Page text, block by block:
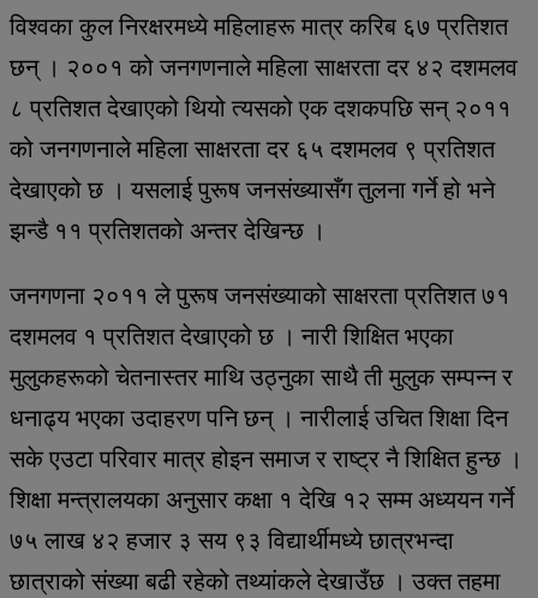
विश्वका कुल निरक्षरमध्ये महिलाहरू मात्र करिब ६७ प्रतिशत
छन् । २००१ को जनगणनाले महिला साक्षरता दर ४२ दशमलव
८ प्रतिशत देखाएको थियो त्यसको एक दशकपछि सन् २०११
को जनगणनाले महिला साक्षरता दर ६५ दशमलव ९ प्रतिशत
देखाएको छ । यसलाई पुरूष जनसंख्यासँग तुलना गर्ने हो भने
झन्डै ११ प्रतिशतको अन्तर देखिन्छ ।
जनगणना २०११ ले पुरूष जनसंख्याको साक्षरता प्रतिशत ७१
दशमलव १ प्रतिशत देखाएको छ । नारी शिक्षित भएका
मुलुकहरूको चेतनास्तर माथि उठ्नुका साथै ती मुलुक सम्पन्न र
धनाढ्य भएका उदाहरण पनि छन् । नारीलाई उचित शिक्षा दिन
सके एउटा परिवार मात्र होइन समाज र राष्ट्र नै शिक्षित हुन्छ ।
शिक्षा मन्त्रालयका अनुसार कक्षा १ देखि १२ सम्म अध्ययन गर्ने
७५ लाख ४२ हजार ३ सय ९३ विद्यार्थीमध्ये छात्रभन्दा
छात्राको संख्या बढी रहेको तथ्यांकले देखाउँछ । उक्त तहमा